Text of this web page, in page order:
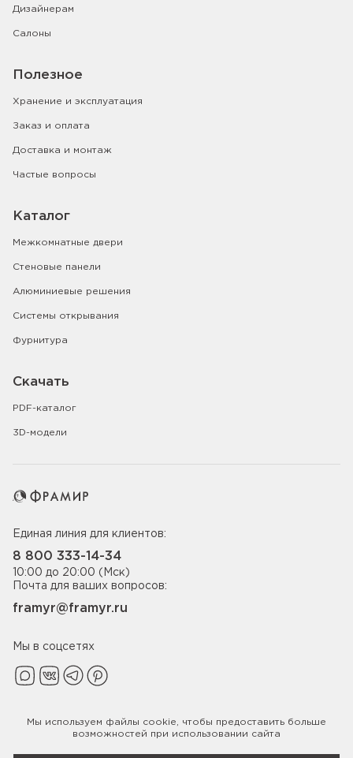
Дизайнерам
Салоны
Полезное
Хранение и эксплуатация
Заказ и оплата
Доставка и монтаж
Частые вопросы
Каталог
Межкомнатные двери
Стеновые панели
Алюминиевые решения
Системы открывания
Фурнитура
Скачать
PDF-каталог
3D-модели
Единая линия для клиентов:
8 800 333-14-34
10:00 до 20:00 (Мск)
Почта для ваших вопросов:
framyr@framyr.ru
Мы в соцсетях
Политика конфиденциальности
Мы используем файлы cookie , чтобы предоставить больше
возможностей при использовании сайта